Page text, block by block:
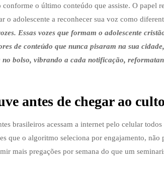
o último conteúdo que assiste. O papel
adolescente a reconhecer sua voz como
Essas vozes que formam o adolescente
de conteúdo que nunca pisaram na sua
bolso, vibrando a cada notificação,
antes de chegar ao culto
brasileiros acessam a internet pelo celular todos
que o algoritmo seleciona por engajamento, não
mais pregações por semana do que um